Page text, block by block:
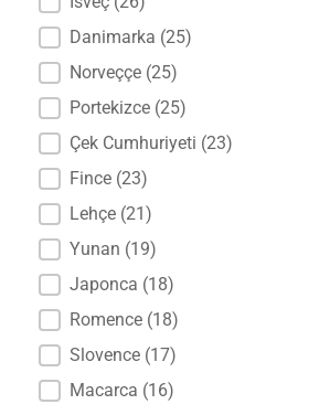
Danimarka (25)
Norveççe (25)
Portekizce (25)
Çek Cumhuriyeti (23)
Fince (23)
Lehçe (21)
Yunan (19)
Japonca (18)
Romence (18)
Slovence (17)
Macarca (16)